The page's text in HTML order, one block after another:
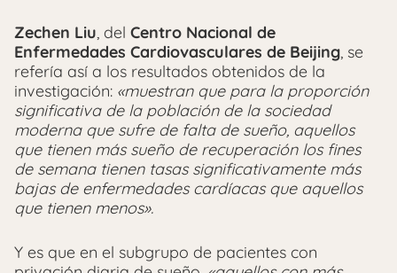
Zechen Liu, del Centro Nacional de
Enfermedades Cardiovasculares de Beijing, se
refería así a los resultados obtenidos de la
investigación: «muestran que para la proporción
significativa de la población de la sociedad
moderna que sufre de falta de sueño, aquellos
que tienen más sueño de recuperación los fines
de semana tienen tasas significativamente más
bajas de enfermedades cardíacas que aquellos
que tienen menos».
Y es que en el subgrupo de pacientes con